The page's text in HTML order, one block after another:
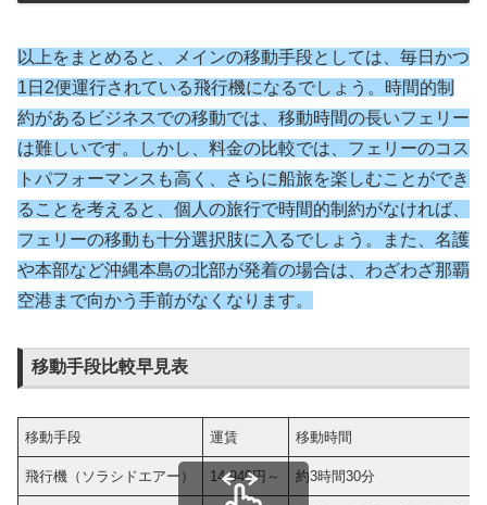
以上をまとめると、
メインの移動手段としては、毎日かつ
1日2便運行されている飛行機になるでしょう。時間的制
約があるビジネスでの移動では、移動時間の長いフェリー
は難しいです。しかし、料金の比較では、フェリーのコス
トパフォーマンスも高く、さらに船旅を楽しむことができ
ることを考えると、個人の旅行で時間的制約がなければ、
フェリーの移動も十分選択肢に入るでしょう。また、名護
や本部など沖縄本島の北部が発着の場合は、わざわざ那覇
空港まで向かう手前がなくなり ます。
移動手段比較早見表
移動手段 運賃 移動時間
飛行機（ソラシドエアー） 14,940円～ 約3時間30分